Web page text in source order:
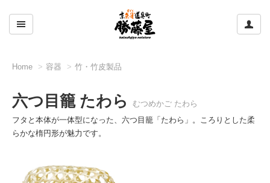
ここをクリックして左のメニューを開閉する
Home 容器 竹・竹皮製品
六つ目籠 たわら
むつめかご たわら
フタと本体が一体型になった、六つ目籠「たわら」。ころりとした柔
らかな楕円形が魅力です。